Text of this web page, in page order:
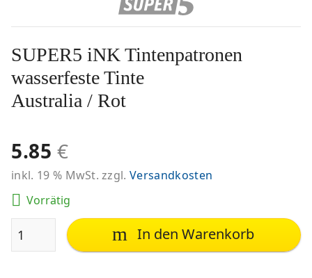
SUPER5 iNK Tintenpatronen
wasserfeste Tinte
Australia / Rot
5.85€
inkl. 19 % MwSt. zzgl.Versandkosten
Vorrätig
SUPER5 iNK
Tintenpatronen
| wasserfeste
Australia / Rot
In den Warenkorb